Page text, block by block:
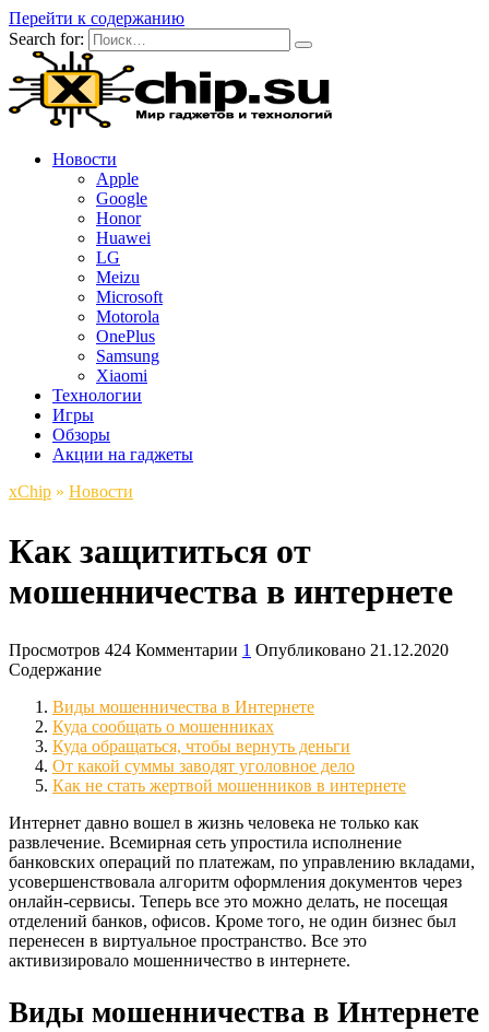
Перейти к содержанию
Search for:
Новости
Apple
Google
Honor
Huawei
LG
Meizu
Microsoft
Motorola
OnePlus
Samsung
Xiaomi
Технологии
Игры
Обзоры
Акции на гаджеты
xСhip » Новости
Как защититься от
мошенничества в интернете
Просмотров 424 Комментарии 1 Опубликовано 21.12.2020
Содержание
Виды мошенничества в Интернете
Куда сообщать о мошенниках
Куда обращаться, чтобы вернуть деньги
От какой суммы заводят уголовное дело
Как не стать жертвой мошенников в интернете
Интернет давно вошел в жизнь человека не только как
развлечение. Всемирная сеть упростила исполнение
банковских операций по платежам, по управлению вкладами,
усовершенствовала алгоритм оформления документов через
онлайн-сервисы. Теперь все это можно делать, не посещая
отделений банков, офисов. Кроме того, не один бизнес был
перенесен в виртуальное пространство. Все это
активизировало мошенничество в интернете.
Виды мошенничества в Интернете